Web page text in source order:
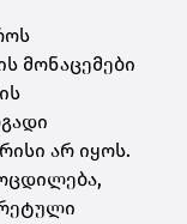
მონაცემები
არ იყოს.